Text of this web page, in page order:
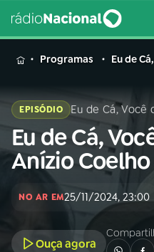
MENU
Buscar
na
Rádio
Nacional
Programas Eu de
EPISÓDIO Eu de Cá, Você
Eu de Cá,
Anízio Coelho
NO AR EM25/11/2024, 23:00
Ouça agora